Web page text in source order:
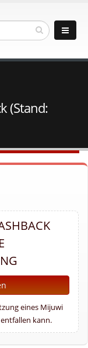
(Stand:
eines Mijuwi
kann.